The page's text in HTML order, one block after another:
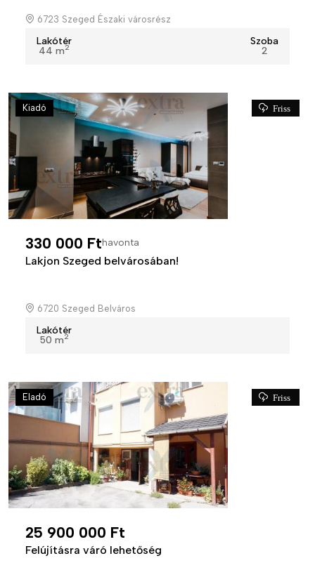
6723 Szeged Északi városrész
Lakótér
44 m2
Szoba
2
Kiadó Friss
330 000 Fthavonta
Lakjon Szeged belvárosában!
6720 Szeged Belváros
Lakótér
50 m2
Eladó Friss
25 900 000 Ft
Felújításra váró lehetőség